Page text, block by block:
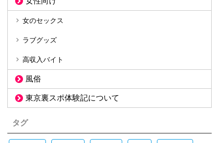
女のセックス
ラブグッズ
高収入バイト
風俗
東京裏スポ体験記について
タグ